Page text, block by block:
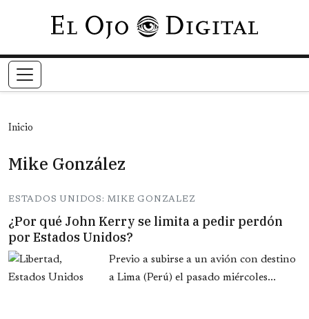
Pasar al contenido principal
Inicio
Mike González
ESTADOS UNIDOS: MIKE GONZALEZ
¿Por qué John Kerry se limita a pedir perdón
por Estados Unidos?
Previo a subirse a un avión con destino
a Lima (Perú) el pasado miércoles...